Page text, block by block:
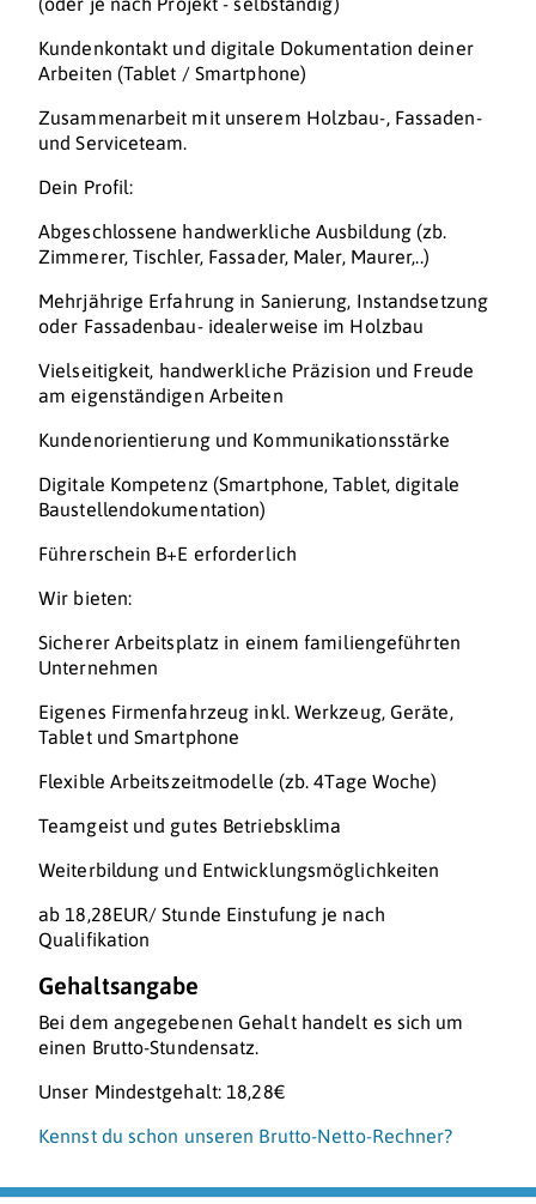
Kundenkontakt und digitale Dokumentation deiner
Arbeiten (Tablet / Smartphone)
Zusammenarbeit mit unserem Holzbau-, Fassaden-
und Serviceteam.
Dein Profil:
Abgeschlossene handwerkliche Ausbildung (zb.
Zimmerer, Tischler, Fassader, Maler, Maurer,..)
Mehrjährige Erfahrung in Sanierung, Instandsetzung
oder Fassadenbau- idealerweise im Holzbau
Vielseitigkeit, handwerkliche Präzision und Freude
am eigenständigen Arbeiten
Kundenorientierung und Kommunikationsstärke
Digitale Kompetenz (Smartphone, Tablet, digitale
Baustellendokumentation)
Führerschein B+E erforderlich
Wir bieten:
Sicherer Arbeitsplatz in einem familiengeführten
Unternehmen
Eigenes Firmenfahrzeug inkl. Werkzeug, Geräte,
Tablet und Smartphone
Flexible Arbeitszeitmodelle (zb. 4Tage Woche)
Teamgeist und gutes Betriebsklima
Weiterbildung und Entwicklungsmöglichkeiten
ab 18,28EUR/ Stunde Einstufung je nach
Qualifikation
Gehaltsangabe
Bei dem angegebenen Gehalt handelt es sich um
einen Brutto-Stundensatz.
Unser Mindestgehalt: 18,28€
Kennst du schon unseren Brutto-Netto-Rechner?